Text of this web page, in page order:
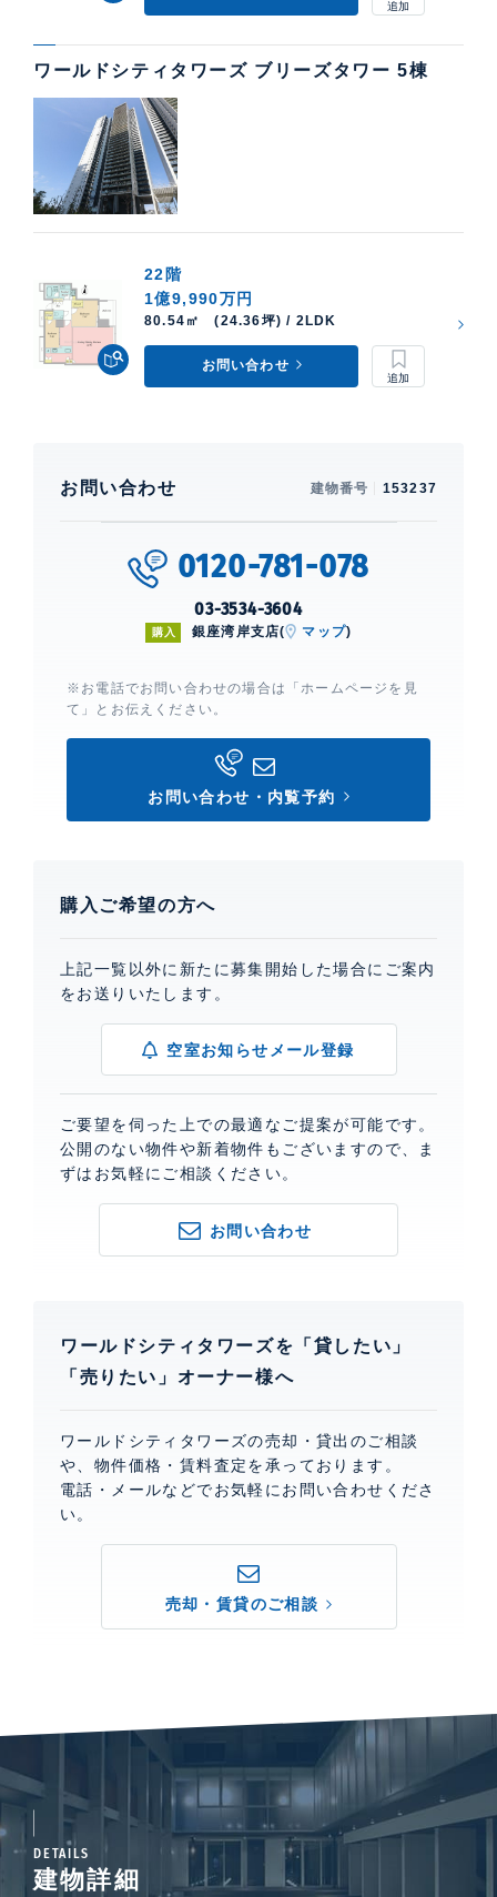
ワールドシティタワーズ ブリーズタワー 5棟
22階
1億9,990万円
80.54㎡ (24.36坪) / 2LDK
お問い合わせ
お問い合わせ 建物番号 153237
0120-781-078
03-3534-3604
購入 銀座湾岸支店( マップ)
※お電話でお問い合わせの場合は「ホームページを見
て」とお伝えください。
お問い合わせ・内覧予約
購入ご希望の方へ
上記一覧以外に新たに募集開始した場合にご案内
をお送りいたします。
空室お知らせメール登録
ご要望を伺った上での最適なご提案が可能です。
公開のない物件や新着物件もございますので、ま
ずはお気軽にご相談ください。
お問い合わせ
ワールドシティタワーズを「貸したい」
「売りたい」オーナー様へ
ワールドシティタワーズの売却・貸出のご相談
や、物件価格・賃料査定を承っております。
電話・メールなどでお気軽にお問い合わせくださ
い。
売却・賃貸のご相談
DETAILS
建物詳細